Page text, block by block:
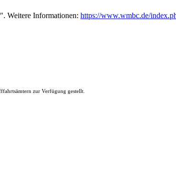
Weitere Informationen: https://www.wmbc.de/
zur Verfügung gestellt.